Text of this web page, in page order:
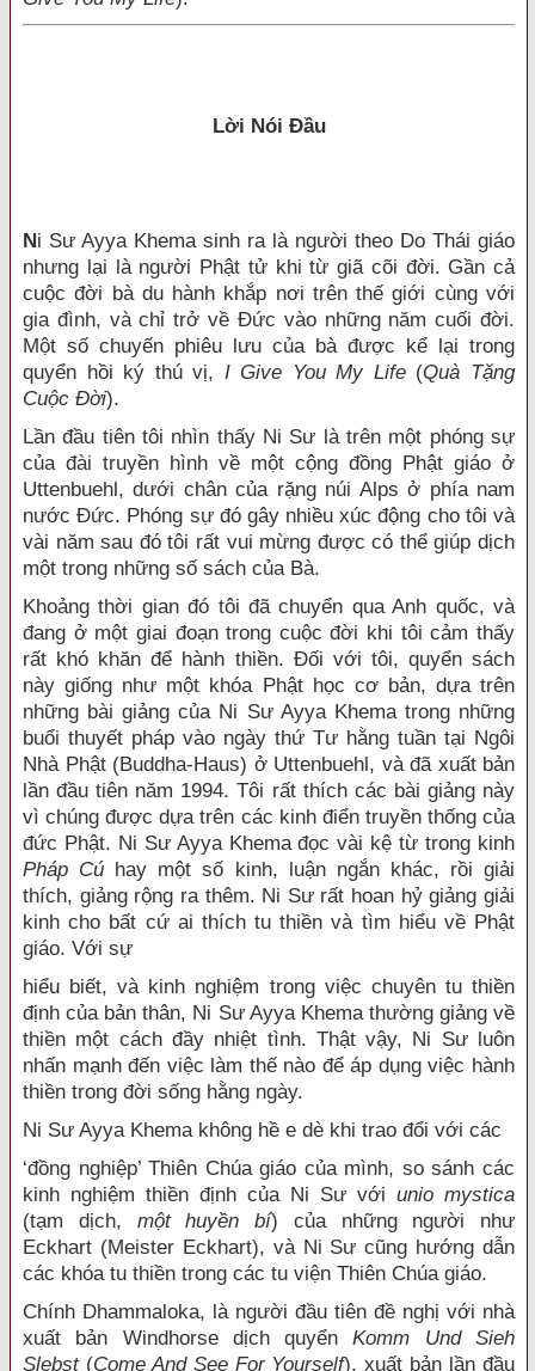
Lời Nói Đầu
Ni Sư Ayya Khema sinh ra là người theo Do Thái giáo
nhưng lại là người Phật tử khi từ giã cõi đời. Gần cả
cuộc đời bà du hành khắp nơi trên thế giới cùng với
gia đình, và chỉ trở về Đức vào những năm cuối đời.
Một số chuyến phiêu lưu của bà được kể lại trong
quyển hồi ký thú vị, I Give You My Life (Quà Tặng
Cuộc Đời).
Lần đầu tiên tôi nhìn thấy Ni Sư là trên một phóng sự
của đài truyền hình về một cộng đồng Phật giáo ở
Uttenbuehl, dưới chân của rặng núi Alps ở phía nam
nước Đức. Phóng sự đó gây nhiều xúc động cho tôi và
vài năm sau đó tôi rất vui mừng được có thể giúp dịch
một trong những số sách của Bà.
Khoảng thời gian đó tôi đã chuyển qua Anh quốc, và
đang ở một giai đoạn trong cuộc đời khi tôi cảm thấy
rất khó khăn để hành thiền. Đối với tôi, quyển sách
này giống như một khóa Phật học cơ bản, dựa trên
những bài giảng của Ni Sư Ayya Khema trong những
buổi thuyết pháp vào ngày thứ Tư hằng tuần tại Ngôi
Nhà Phật (Buddha-Haus) ở Uttenbuehl, và đã xuất bản
lần đầu tiên năm 1994. Tôi rất thích các bài giảng này
vì chúng được dựa trên các kinh điển truyền thống của
đức Phật. Ni Sư Ayya Khema đọc vài kệ từ trong kinh
Pháp Cú hay một số kinh, luận ngắn khác, rồi giải
thích, giảng rộng ra thêm. Ni Sư rất hoan hỷ giảng giải
kinh cho bất cứ ai thích tu thiền và tìm hiểu về Phật
giáo. Với sự
hiểu biết, và kinh nghiệm trong việc chuyên tu thiền
định của bản thân, Ni Sư Ayya Khema thường giảng về
thiền một cách đầy nhiệt tình. Thật vậy, Ni Sư luôn
nhấn mạnh đến việc làm thế nào để áp dụng việc hành
thiền trong đời sống hằng ngày.
Ni Sư Ayya Khema không hề e dè khi trao đổi với các
‘đồng nghiệp’ Thiên Chúa giáo của mình, so sánh các
kinh nghiệm thiền định của Ni Sư với unio mystica
(tạm dịch, một huyền bí) của những người như
Eckhart (Meister Eckhart), và Ni Sư cũng hướng dẫn
các khóa tu thiền trong các tu viện Thiên Chúa giáo.
Chính Dhammaloka, là người đầu tiên đề nghị với nhà
xuất bản Windhorse dịch quyểnKomm Und Sieh
Slebst (Come And See For Yourself), xuất bản lần đầu